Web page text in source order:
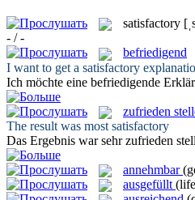
satisfactory
- / -
befriedigend
I want to get a satisfactory
Ich möchte eine befriedigende
zufrieden
The result was most satisfactory
Das Ergebnis war sehrzufrieden
annehmbar
ausgefüllt